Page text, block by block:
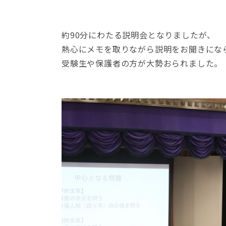
約90分にわたる説明会となりましたが、
熱心にメモを取りながら説明をお聞きにな
受験生や保護者の方が大勢おられました。